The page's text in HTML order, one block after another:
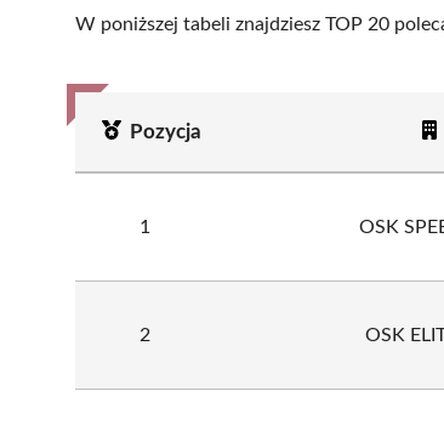
W poniższej tabeli znajdziesz TOP 20
Pozycja
1 OSK
2 OSK